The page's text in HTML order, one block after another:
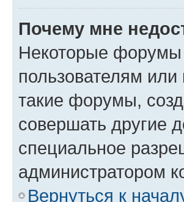
Почему мне
Некоторые форумы
пользователям
такие форумы,
совершать другие
специальное
администратором
Вернуться к